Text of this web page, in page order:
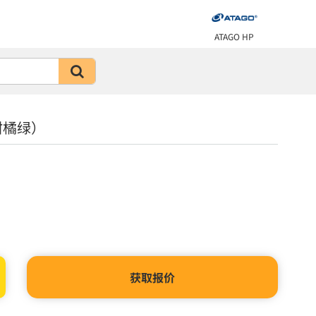
ATAGO HP
绿）
获取报价